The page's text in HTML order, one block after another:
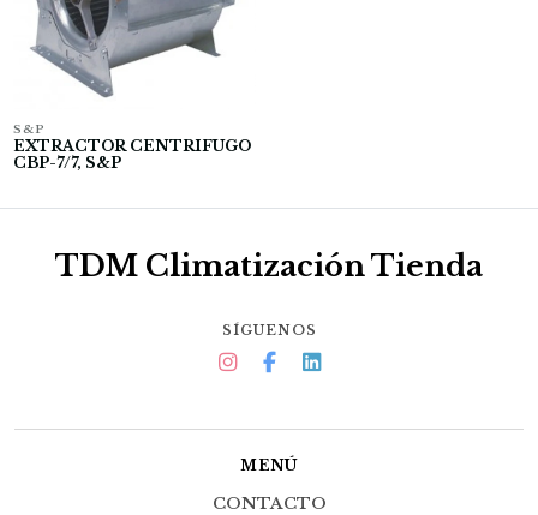
S&P
EXTRACTOR CENTRIFUGO
CBP-7/7, S&P
TDM Climatización Tienda
SÍGUENOS
MENÚ
CONTACTO